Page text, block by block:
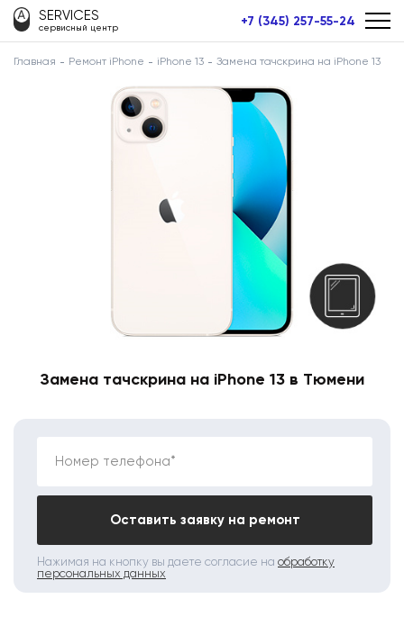
SERVICES
сервисный центр +7 (345) 257-55-24
Главная Ремонт iPhone iPhone 13 Замена тачскрина на iPhone 13
Замена тачскрина на iPhone 13 в Тюмени
Номер телефона*
Оставить заявку на ремонт
Нажимая на кнопку вы даете согласие на обработку
персональных данных